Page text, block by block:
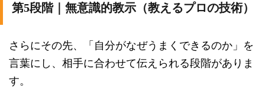
第5段階｜無意識的教示（教えるプロの技術）
さらにその先、「自分がなぜうまくできるのか」を
言葉にし、相手に合わせて伝えられる段階がありま
す。